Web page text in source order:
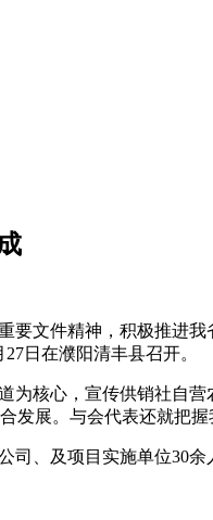
要文件精神，积极推进
日在濮阳清丰县召开。
为核心，宣传供销社自
发展。与会代表还就把
、及项目实施单位30余